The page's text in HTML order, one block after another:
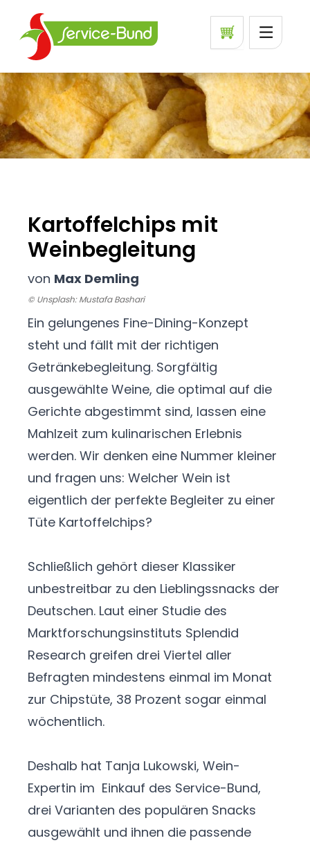
Kartoffelchips mit
Weinbegleitung
von Max Demling
© Unsplash: Mustafa Bashari
Ein gelungenes Fine-Dining-Konzept
steht und fällt mit der richtigen
Getränkebegleitung. Sorgfältig
ausgewählte Weine, die optimal auf die
Gerichte abgestimmt sind, lassen eine
Mahlzeit zum kulinarischen Erlebnis
werden. Wir denken eine Nummer kleiner
und fragen uns: Welcher Wein ist
eigentlich der perfekte Begleiter zu einer
Tüte Kartoffelchips?
Schließlich gehört dieser Klassiker
unbestreitbar zu den Lieblingssnacks der
Deutschen. Laut einer Studie des
Marktforschungsinstituts Splendid
Research greifen drei Viertel aller
Befragten mindestens einmal im Monat
zur Chipstüte, 38 Prozent sogar einmal
wöchentlich.
Deshalb hat Tanja Lukowski, Wein-
Expertin im Einkauf des Service-Bund,
drei Varianten des populären Snacks
ausgewählt und ihnen die passende